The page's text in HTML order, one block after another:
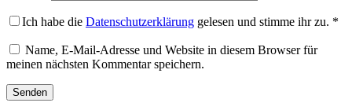
Ich habe die Datenschutzerklärung gelesen und stimme ihr zu. *
Name, E-Mail-Adresse und Website in diesem Browser für
meinen nächsten Kommentar speichern.